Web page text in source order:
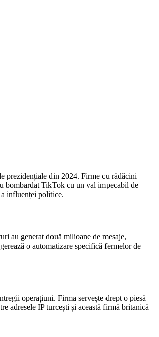
prezidențiale din 2024. Firme cu rădăcini
bombardat TikTok cu un val impecabil de
influenței politice.
au generat două milioane de mesaje,
o automatizare specifică fermelor de
operațiuni. Firma servește drept o piesă
adresele IP turcești și această firmă britanică